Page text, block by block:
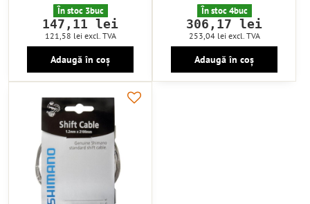
În stoc 3buc
147,11 lei
121,58 lei excl. TVA
Adaugă în coș
În stoc 4buc
306,17 lei
253,04 lei excl. TVA
Adaugă în coș